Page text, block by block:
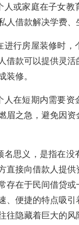
人或家庭在子女教
人借款解决学费、
进行房屋装修时，
借款可以提供灵活
装修。
人在短期内需要资
眉之急，避免因资
名思义，是指在没
直接向借款人提
存在于民间借贷
、便捷的特点吸
往隐藏着巨大的风